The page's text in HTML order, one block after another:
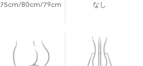
75cm/80cm/79cm
なし